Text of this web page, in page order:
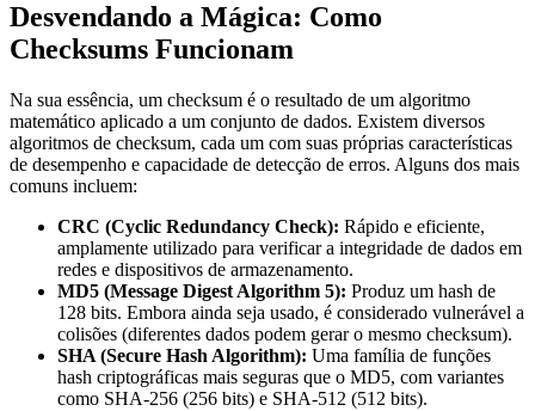
Desvendando a Mágica: Como
Checksums Funcionam
Na sua essência, um checksum é o resultado de um algoritmo
matemático aplicado a um conjunto de dados. Existem diversos
algoritmos de checksum, cada um com suas próprias características
de desempenho e capacidade de detecção de erros. Alguns dos mais
comuns incluem:
CRC (Cyclic Redundancy Check): Rápido e eficiente,
amplamente utilizado para verificar a integridade de dados em
redes e dispositivos de armazenamento.
MD5 (Message Digest Algorithm 5): Produz um hash de
128 bits. Embora ainda seja usado, é considerado vulnerável a
colisões (diferentes dados podem gerar o mesmo checksum).
SHA (Secure Hash Algorithm): Uma família de funções
hash criptográficas mais seguras que o MD5, com variantes
como SHA-256 (256 bits) e SHA-512 (512 bits).